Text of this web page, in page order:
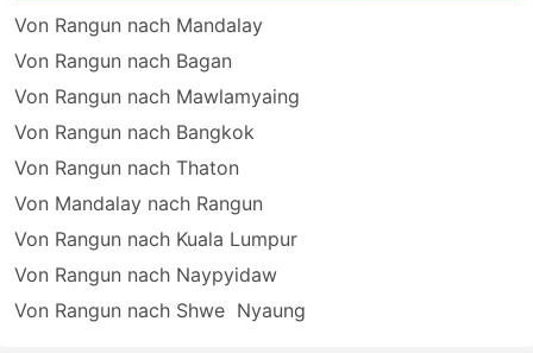
Von Rangun nach Mandalay
Von Rangun nach Bagan
Von Rangun nach Mawlamyaing
Von Rangun nach Bangkok
Von Rangun nach Thaton
Von Mandalay nach Rangun
Von Rangun nach Kuala Lumpur
Von Rangun nach Naypyidaw
Von Rangun nach Shwe Nyaung